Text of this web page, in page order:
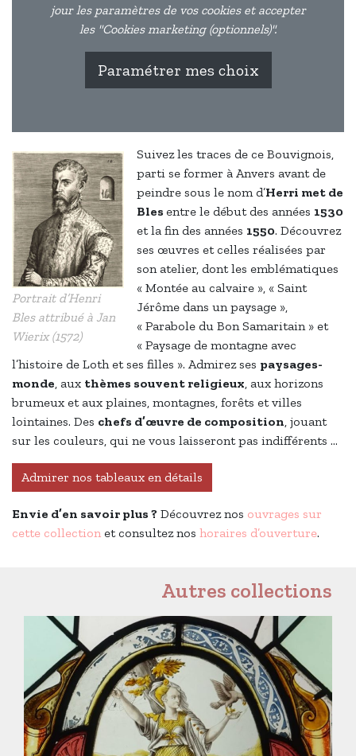
jour les paramètres de vos cookies et accepter
les "Cookies marketing (optionnels)".
Paramétrer mes choix
Portrait d’Henri
Bles attribué à Jan
Wierix (1572)
Suivez les traces de ce Bouvignois,
parti se former à Anvers avant de
peindre sous le nom d’Herri met de
Bles entre le début des années 1530
et la fin des années 1550. Découvrez
ses œuvres et celles réalisées par
son atelier, dont les emblématiques
« Montée au calvaire », « Saint
Jérôme dans un paysage »,
« Parabole du Bon Samaritain » et
« Paysage de montagne avec
l’histoire de Loth et ses filles ». Admirez ses paysages-
monde , aux thèmes souvent religieux , aux horizons
brumeux et aux plaines, montagnes, forêts et villes
lointaines. Des chefs d’œuvre de composition , jouant
sur les couleurs, qui ne vous laisseront pas indifférents …
Admirer nos tableaux en détails
Envie d’en savoir plus ? Découvrez nos ouvrages sur
cette collection et consultez nos horaires d’ouverture.
Autres collections